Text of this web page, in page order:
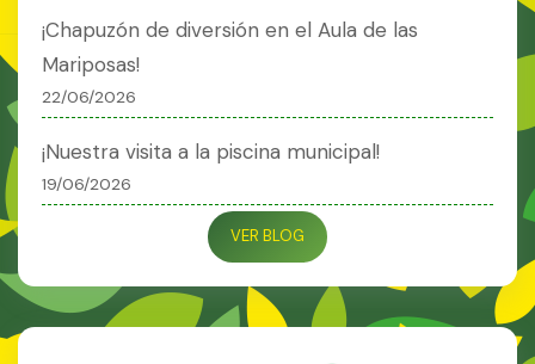
¡Chapuzón de diversión en el Aula de las
Mariposas!
22/06/2026
¡Nuestra visita a la piscina municipal!
19/06/2026
VER BLOG